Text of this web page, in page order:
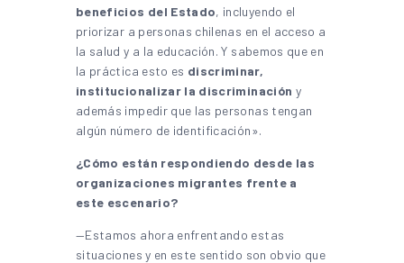
beneficios del Estado, incluyendo el
priorizar a personas chilenas en el acceso a
la salud y a la educación. Y sabemos que en
la práctica esto es discriminar,
institucionalizar la discriminación y
además impedir que las personas tengan
algún número de identificación».
¿Cómo están respondiendo desde las
organizaciones migrantes frente a
este escenario?
—Estamos ahora enfrentando estas
situaciones y en este sentido son obvio que